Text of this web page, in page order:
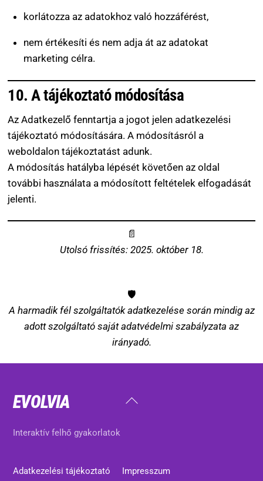
korlátozza az adatokhoz való hozzáférést,
nem értékesíti és nem adja át az adatokat
marketing célra.
10. A tájékoztató módosítása
Az Adatkezelő fenntartja a jogot jelen adatkezelési
tájékoztató módosítására. A módosításról a
weboldalon tájékoztatást adunk.
A módosítás hatályba lépését követően az oldal
további használata a módosított feltételek elfogadását
jelenti.
📄
Utolsó frissítés: 2025. október 18.
🛡️
A harmadik fél szolgáltatók adatkezelése során mindig az
adott szolgáltató saját adatvédelmi szabályzata az
irányadó.
Back
EVOLVIA
Interaktív felhő gyakorlatok
Adatkezelési tájékoztató Impresszum